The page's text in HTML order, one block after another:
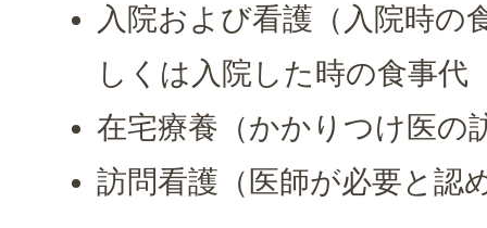
入院および看護（入院時の
しくは入院した時の食事代
在宅療養（かかりつけ医の
訪問看護（医師が必要と認